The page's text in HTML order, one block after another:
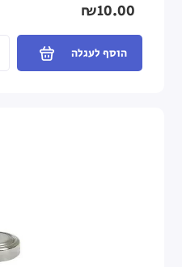
₪10.00
הוסף לעגלה